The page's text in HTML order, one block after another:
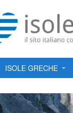
ISOLE GRECHE